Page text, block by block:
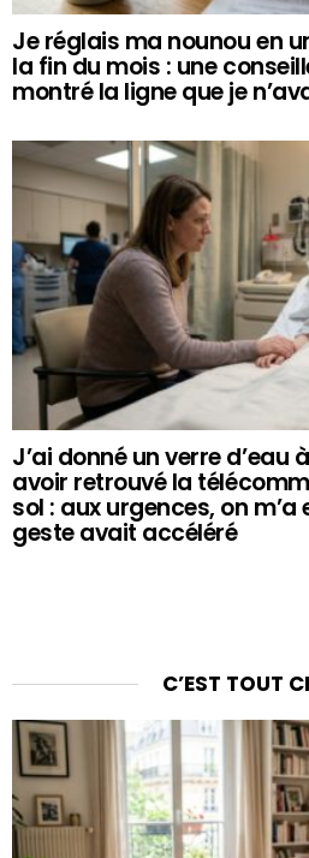
Je réglais ma nounou en
la fin du mois : une
montré la ligne que je
J’ai donné un verre d’eau
avoir retrouvé la
sol : aux urgences, on
geste avait accéléré
C’EST TOUT